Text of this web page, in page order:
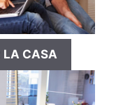
LA CASA